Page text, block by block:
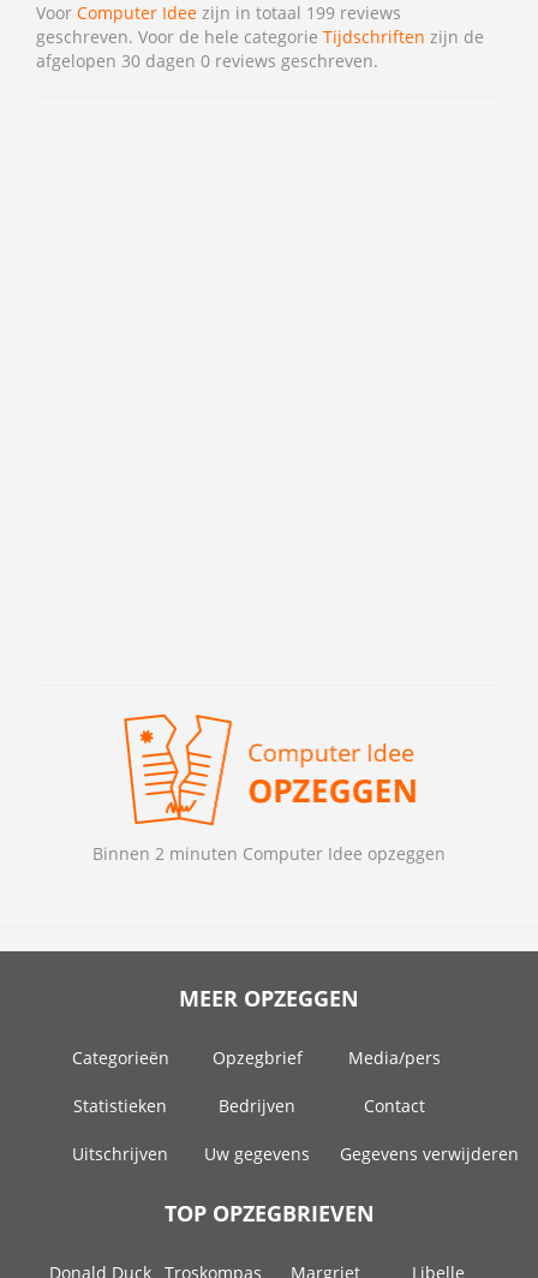
Voor Computer Idee zijn in totaal 199 reviews
geschreven. Voor de hele categorie Tijdschriften zijn de
afgelopen 30 dagen 0 reviews geschreven.
Binnen 2 minuten Computer Idee opzeggen
MEER OPZEGGEN
Categorieën Opzegbrief Media/pers
Statistieken Bedrijven Contact
Uitschrijven Uw gegevens Gegevens verwijderen
TOP OPZEGBRIEVEN
Donald Duck Troskompas Margriet Libelle